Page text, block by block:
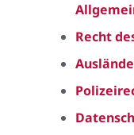
Recht